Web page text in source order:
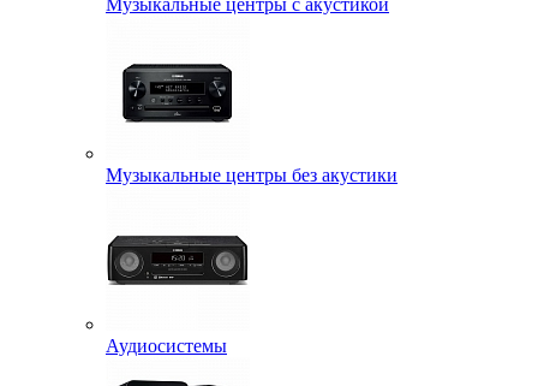
Музыкальные центры с акустикой
Музыкальные центры без акустики
Аудиосистемы